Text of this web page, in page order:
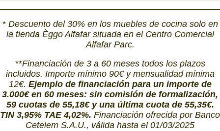
*Descuento del 30% en los muebles de cocina solo en
la tienda Èggo Alfafar situada en el Centro Comercial
Alfafar Parc.
**Financiación de 3 a 60 meses todos los plazos
incluidos. Importe mínimo 90€ y mensualidad mínima
12€. Ejemplo de financiación para un importe de
3.000€ en 60 meses: sin comisión de formalización,
59 cuotas de 55,18€ y una última cuota de 55,35€.
TIN 3,95% TAE 4,02%. Financiación ofrecida por Banco
Cetelem S.A.U., válida hasta el 01/03/2025